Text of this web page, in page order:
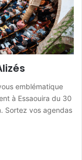
emblématique
à Essaouira du 30
Sortez vos agendas